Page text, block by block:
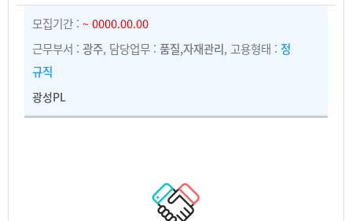
모집기간 : ~ 0000.00.00
근무부서 : 광주, 담당업무 : 품질,자재관리, 고용형태 : 정
규직
광성PL